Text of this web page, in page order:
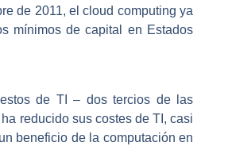
de 2011, el cloud computing ya
mínimos de capital en Estados
de TI – dos tercios de las
reducido sus costes de TI, casi
beneficio de la computación en